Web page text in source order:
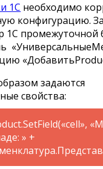
1С необходимо
конфигурацию.
1C промежуточной
задаются
свойства:
» +